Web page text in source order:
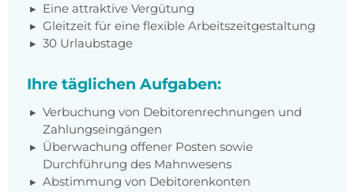
Eine attraktive Vergütung
Gleitzeit für eine flexible Arbeitszeitgestaltung
30 Urlaubstage
Ihre täglichen Aufgaben:
Verbuchung von Debitorenrechnungen und
Zahlungseingängen
Überwachung offener Posten sowie
Durchführung des Mahnwesens
Abstimmung von Debitorenkonten